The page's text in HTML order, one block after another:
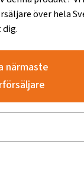
över hela
dig.
närmaste